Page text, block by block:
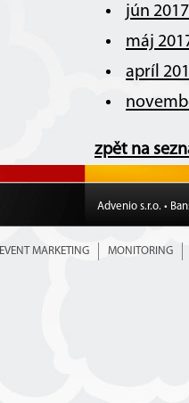
jún
máj
apríl
zpět na
Advenio s.r.o. •
EVENT MARKETING MONITORING